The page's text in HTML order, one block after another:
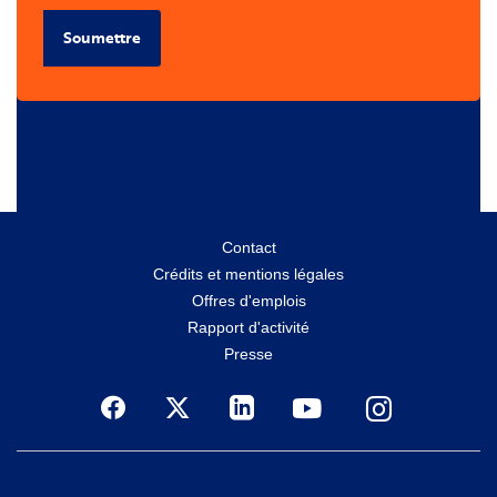
Soumettre
Contact
Crédits et mentions légales
Offres d'emplois
Rapport d'activité
Presse
Social